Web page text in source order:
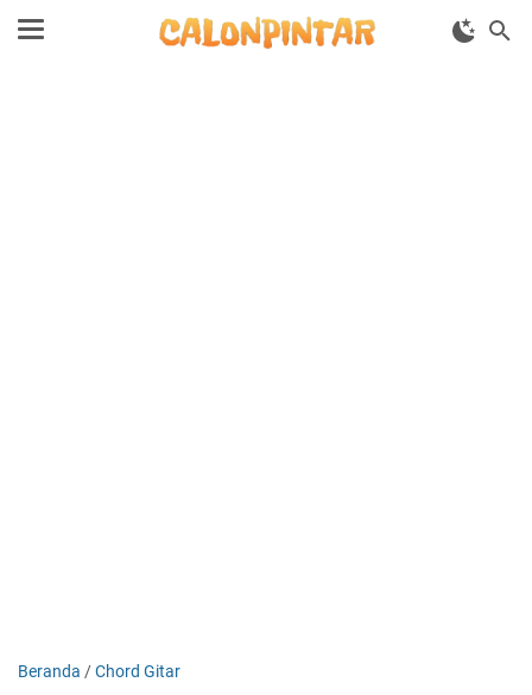
Beranda /Chord Gitar